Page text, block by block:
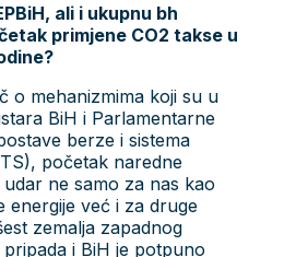
ali i ukupnu bh
primjene CO2 takse u
o mehanizmima koji su u
BiH i Parlamentarne
berze i sistema
početak naredne
ne samo za nas kao
energije već i za druge
zemalja zapadnog
i BiH je potpuno